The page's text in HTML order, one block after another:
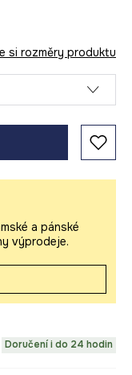
si rozměry produktu
a pánské
výprodeje.
Doručení i do 24 hodin